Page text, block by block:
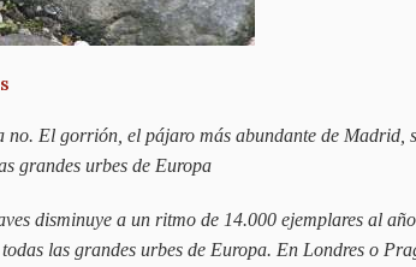
El gorrión, el pájaro más abundante de Madrid,
grandes urbes de Europa
disminuye a un ritmo de 14.000 ejemplares al
las grandes urbes de Europa. En Londres o